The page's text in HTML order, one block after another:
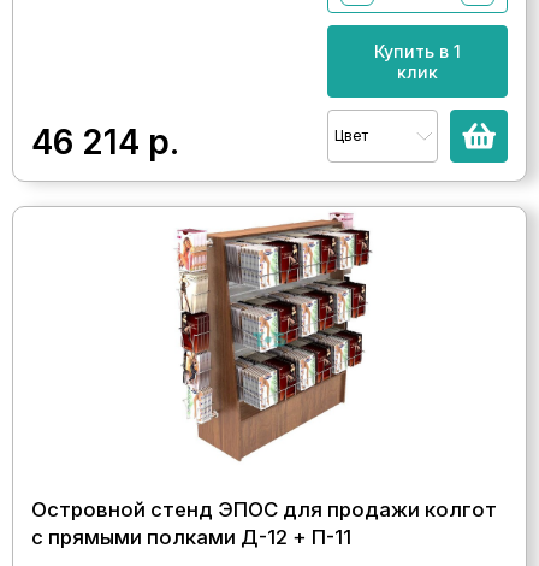
46 214 р.
Купить в 1
клик
Цвет
Островной стенд ЭПОС для продажи колгот
с прямыми полками Д-12 + П-11